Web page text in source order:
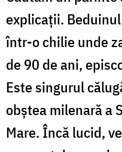
explicații.
într-o chilie unde
de 90 de ani,
Este singurul
obștea milenară a
Mare. Încă lucid,